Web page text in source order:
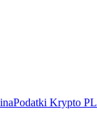
Podatki Krypto PL